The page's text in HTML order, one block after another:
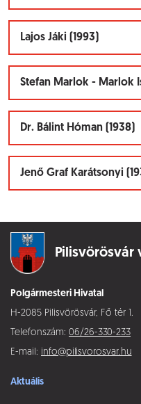
Lajos Jáki (1993)
Stefan Marlok - Marlok
Dr. Bálint Hóman (1938)
Jenő Graf Karátsonyi
Pilisvörösvár
Polgármesteri Hivatal
H-2085 Pilisvörösvár, Fő tér 1.
Telefonszám: 06/26-330-233
E-mail: info@pilisvorosvar.hu
Aktuális